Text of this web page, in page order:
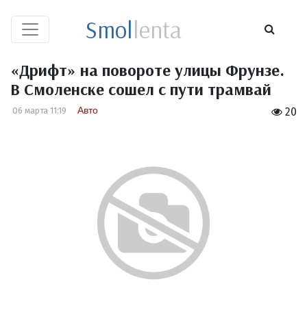
Smollenta
«Дрифт» на повороте улицы Фрунзе.
В Смоленске сошел с пути трамвай
20
06 марта 11:19 Авто